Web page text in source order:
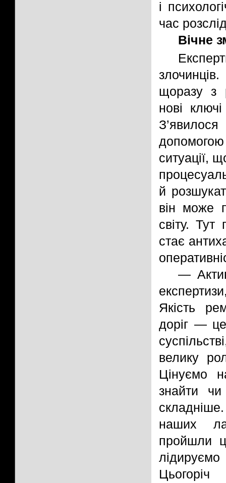
і
час
Вічне
щоразу з
нові
ситуації,
й
він може
світу.
стає
—
Якість
доріг —
велику
Цінуємо
знайти
наших
пройшли